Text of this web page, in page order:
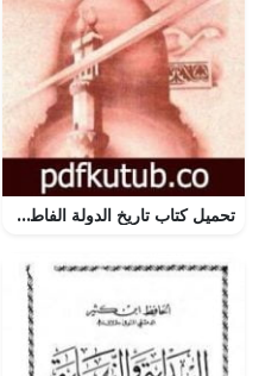
تحميل كتاب تاريخ الدولة الفاطمية PDF تأليف محمد جمال الدين سرور مجانا [كامل]